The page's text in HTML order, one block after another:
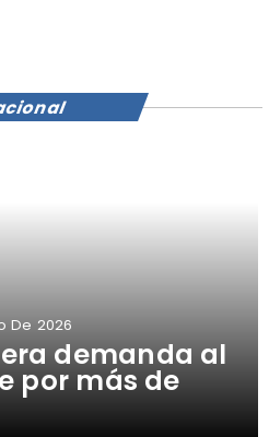
demanda al
por más de
De 2026